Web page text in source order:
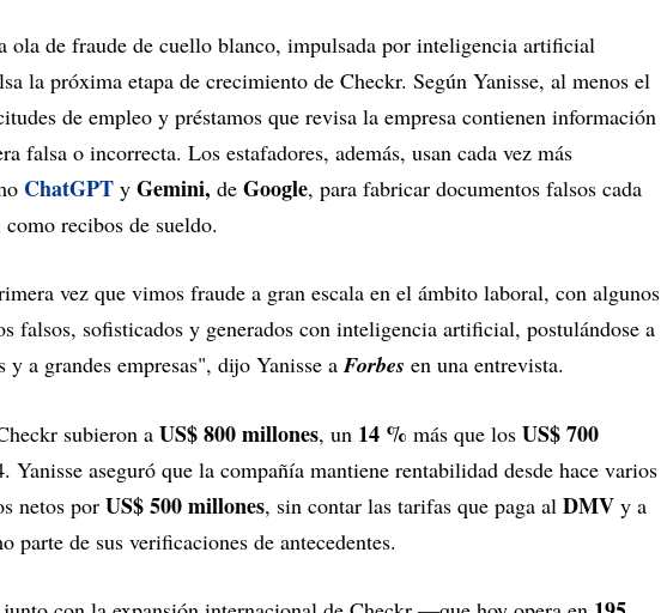
ola de fraude de cuello blanco, impulsada por inteligencia artificial
la próxima etapa de crecimiento de Checkr. Según Yanisse, al menos el
de empleo y préstamos que revisa la empresa contienen información
falsa o incorrecta. Los estafadores, además, usan cada vez más
ChatGPT y Gemini, de Google, para fabricar documentos falsos cada
recibos de sueldo.
vez que vimos fraude a gran escala en el ámbito laboral, con algunos
falsos, sofisticados y generados con inteligencia artificial, postulándose a
y a grandes empresas", dijo Yanisse a Forbes en una entrevista.
subieron a US$ 800 millones, un 14 % más que los US$ 700
Yanisse aseguró que la compañía mantiene rentabilidad desde hace varios
netos por US$ 500 millones, sin contar las tarifas que paga al DMV y a
parte de sus verificaciones de antecedentes.